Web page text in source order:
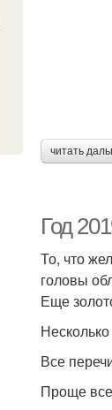
читать
Год
То, что
головы
Еще
Все
Проще